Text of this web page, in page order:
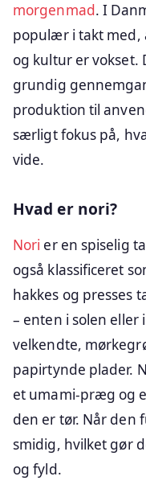
morgenmad. I
populær i takt med,
og kultur er vokset.
grundig
produktion til
særligt fokus på,
vide.
Hvad er nori?
Nori er en spiselig
også klassificeret
hakkes og presses
– enten i solen eller
velkendte,
papirtynde plader.
et umami-præg og
den er tør. Når den
smidig, hvilket gør
og fyld.